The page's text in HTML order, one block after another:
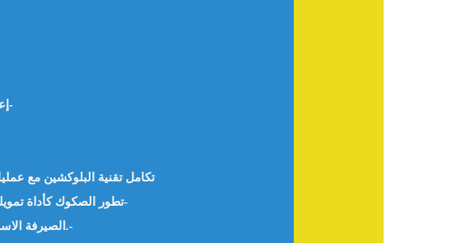
إعادة التأمين الإسلامي لدى شركات إعادة التأمين التقليدية في المعايير الشرعية – عفاف ألفورتي -تونس-
تكامل تقنية البلوكشين مع
تطور الصكوك كأداة تمويلية إسلامية مبتكرة: الإمكانيات والتحديات في دعم الشركات الناشئة والمتوسطة هناء سدراتي – المغرب-
الصيرفة الاسلامية بين الواقع والمأمول على محيي الدين القره داغي – العراق رئيس الاتحاد العالمي لعلماء المسلمين.-